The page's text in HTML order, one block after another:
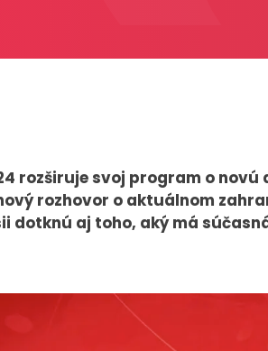
Tlačové správy
B2B Rozhovory
rozširuje svoj program o novú
rozhovor o aktuálnom
dotknú aj toho, aký má